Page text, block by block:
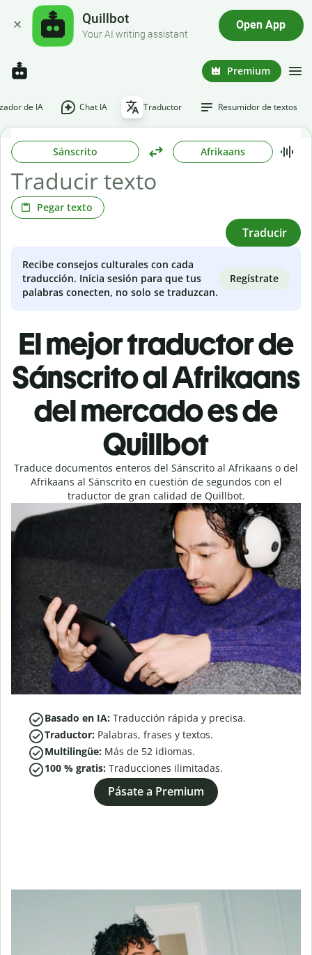
Quillbot
Your AI writing assistant
Open App
Premium
de IA Chat IA Traductor Resumidor de textos
Sánscrito Afrikaans
Pegar texto
Traducir
Recibe consejos culturales con cada
traducción. Inicia sesión para que tus
palabras conecten, no solo se traduzcan.
Regístrate
El mejor traductor de
Sánscrito al Afrikaans
del mercado es de
Quillbot
Traduce documentos enteros del Sánscrito al Afrikaans o del
Afrikaans al Sánscrito en cuestión de segundos con el
traductor de gran calidad de Quillbot.
Basado en IA: Traducción rápida y precisa.
Traductor: Palabras, frases y textos.
Multilingüe: Más de 52 idiomas.
100 % gratis: Traducciones ilimitadas.
Pásate a Premium